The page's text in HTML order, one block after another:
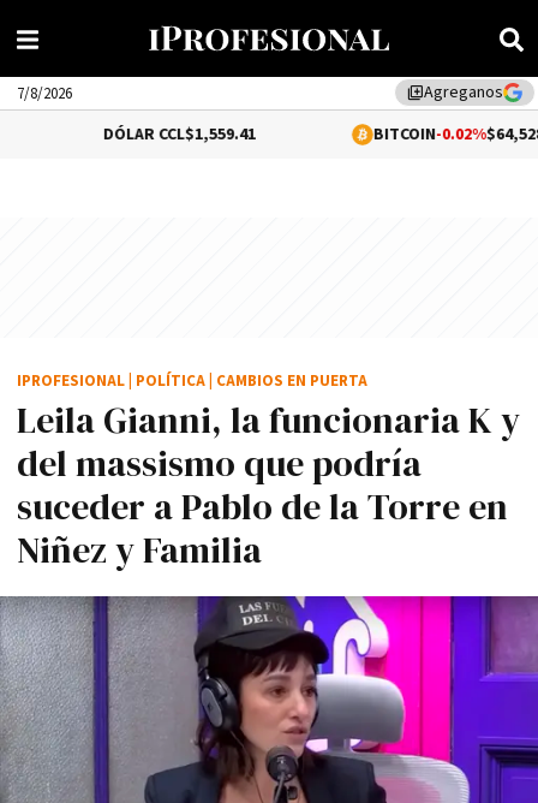
library_addAgreganos
7/8/2026
$1,559.41 -0.02%$64,528.01
Leila Gianni, la funcionaria K y
del massismo que podría
suceder a Pablo de la Torre en
Niñez y Familia
IPROFESIONAL POLÍTICA CAMBIOS EN PUERTA